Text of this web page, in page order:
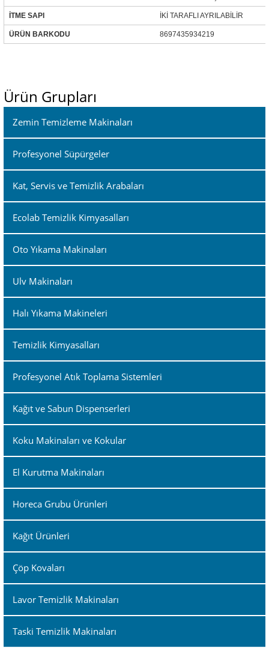
İTME SAPI İKİ TARAFLI AYRILABİLİR
ÜRÜN BARKODU 8697435934219
Ürün Grupları
Zemin Temizleme Makinaları
Profesyonel Süpürgeler
Kat, Servis ve Temizlik Arabaları
Ecolab Temizlik Kimyasalları
Oto Yıkama Makinaları
Ulv Makinaları
Halı Yıkama Makineleri
Temizlik Kimyasalları
Profesyonel Atık Toplama Sistemleri
Kağıt ve Sabun Dispenserleri
Koku Makinaları ve Kokular
El Kurutma Makinaları
Horeca Grubu Ürünleri
Kağıt Ürünleri
Çöp Kovaları
Lavor Temizlik Makinaları
Taski Temizlik Makinaları